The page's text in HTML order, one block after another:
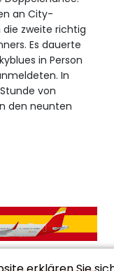
an City-
zweite richtig
Es dauerte
in Person
In
von
den neunten